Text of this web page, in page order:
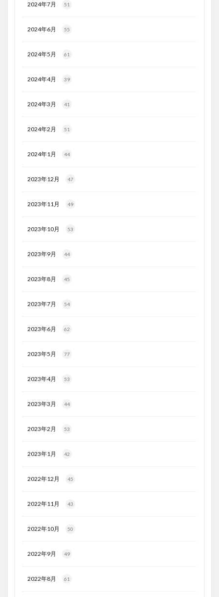
2024年7月 51
2024年6月 55
2024年5月 61
2024年4月 39
2024年3月 41
2024年2月 51
2024年1月 44
2023年12月 47
2023年11月 49
2023年10月 53
2023年9月 44
2023年8月 45
2023年7月 54
2023年6月 62
2023年5月 77
2023年4月 53
2023年3月 44
2023年2月 53
2023年1月 42
2022年12月 45
2022年11月 43
2022年10月 50
2022年9月 49
2022年8月 61